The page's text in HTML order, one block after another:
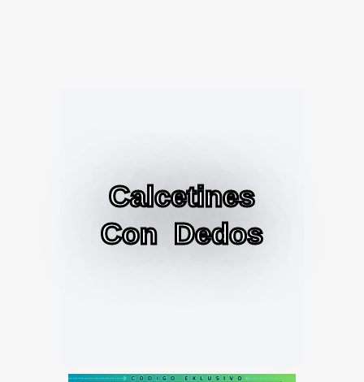
Calcetines
Con Dedos